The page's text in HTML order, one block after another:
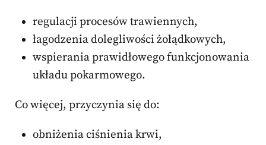
regulacji procesów trawiennych,
łagodzenia dolegliwości żołądkowych,
wspierania prawidłowego funkcjonowania
układu pokarmowego.
Co więcej, przyczynia się do:
obniżenia ciśnienia krwi,